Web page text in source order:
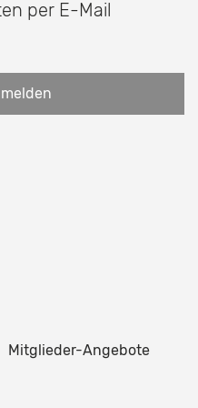
per E-Mail
Mitglieder-Angebote